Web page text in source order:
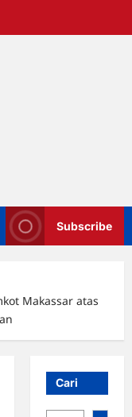
Subscribe
Makassar atas
Cari